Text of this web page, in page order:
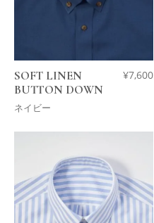
SOFT LINEN
BUTTON DOWN
ネイビー
¥7,600